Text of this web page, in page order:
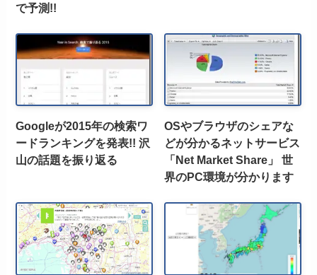
で予測!!
Googleが2015年の検索ワ
ードランキングを発表!! 沢
山の話題を振り返る
OSやブラウザのシェアな
どが分かるネットサービス
「Net Market Share」 世
界のPC環境が分かります